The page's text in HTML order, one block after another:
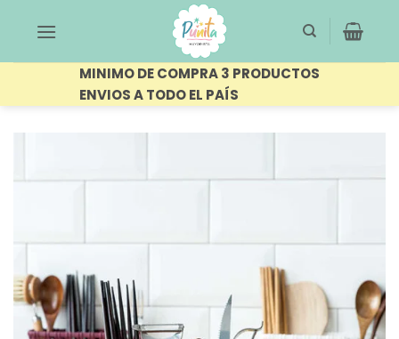
MINIMO DE COMPRA 3 PRODUCTOS
ENVIOS A TODO EL PAÍS